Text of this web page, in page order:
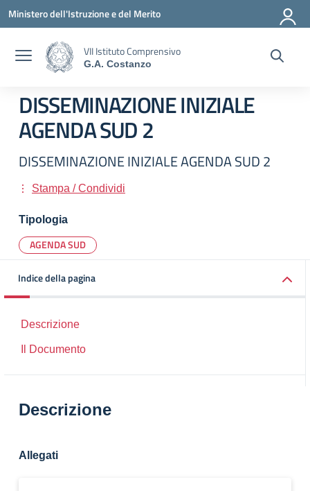
Ministero dell'Istruzione e del Merito
VII Istituto Comprensivo
G.A. Costanzo
DISSEMINAZIONE INIZIALE
AGENDA SUD 2
DISSEMINAZIONE INIZIALE AGENDA SUD 2
Stampa / Condividi
Tipologia
AGENDA SUD
Indice della pagina
Descrizione
Il Documento
Descrizione
Allegati